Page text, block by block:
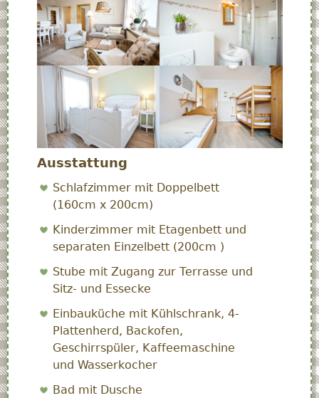
Ausstattung
Schlafzimmer mit Doppelbett
(160cm x 200cm)
Kinderzimmer mit Etagenbett und
separaten Einzelbett (200cm )
Stube mit Zugang zur Terrasse und
Sitz- und Essecke
Einbauküche mit Kühlschrank, 4-
Plattenherd, Backofen,
Geschirrspüler, Kaffeemaschine
und Wasserkocher
Bad mit Dusche